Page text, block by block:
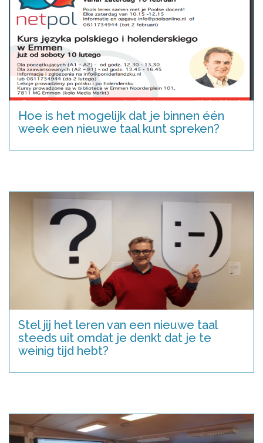
Hoe is het mogelijk dat je binnen één
week een nieuwe taal kunt spreken?
Stel jij het leren van een nieuwe taal
steeds uit omdat je denkt dat je te
weinig tijd hebt?